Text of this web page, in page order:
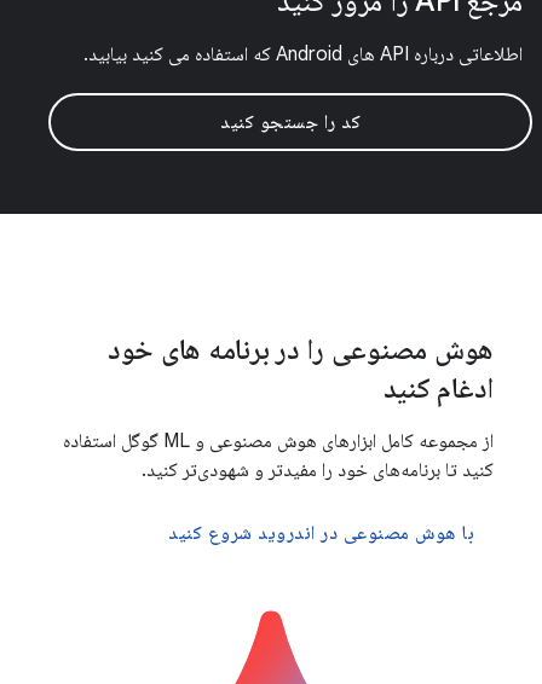
اطلاعاتی درباره API های Android که استفاده می کنید بیابید.
کد را جستجو کنید
هوش مصنوعی را در برنامه های خود
ادغام کنید
از مجموعه کامل ابزارهای هوش مصنوعی و ML گوگل استفاده
کنید تا برنامه‌های خود را مفیدتر و شهودی‌تر کنید.
با هوش مصنوعی در اندروید شروع کنید